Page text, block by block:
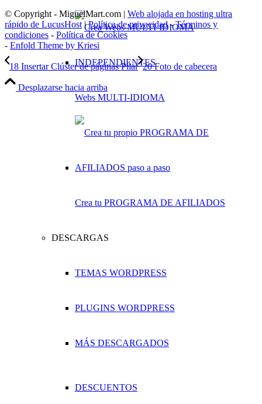
Webs MULTI-IDIOMA
Crea tu PROGRAMA DE AFILIADOS
DESCARGAS
TEMAS WORDPRESS
PLUGINS WORDPRESS
MÁS DESCARGADOS
DESCUENTOS
© Copyright - MiguelMart.com | Web alojada en hosting ultra
rápido de LucusHost |Política de privacidad-Términos y
condiciones - Política de Cookies
- Enfold Theme by Kriesi
18 Insertar Clúster de páginas Pilar 20 Foto de cabecera
Desplazarse hacia arriba